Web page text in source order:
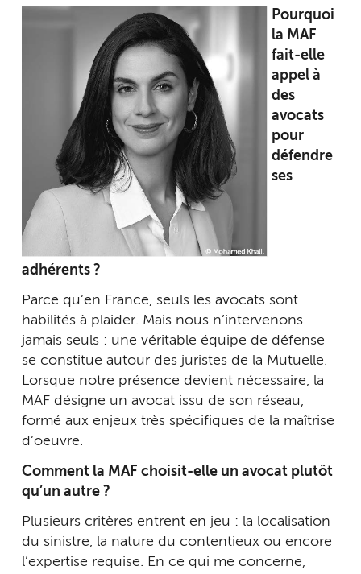
Pourquoi
la MAF
fait-elle
appel à
des
avocats
pour
défendre
ses
adhérents ?
Parce qu’en France, seuls les avocats sont
habilités à plaider. Mais nous n’intervenons
jamais seuls : une véritable équipe de défense
se constitue autour des juristes de la Mutuelle.
Lorsque notre présence devient nécessaire, la
MAF désigne un avocat issu de son réseau,
formé aux enjeux très spécifiques de la maîtrise
d’oeuvre.
Comment la MAF choisit-elle un avocat plutôt
qu’un autre ?
Plusieurs critères entrent en jeu : la localisation
du sinistre, la nature du contentieux ou encore
l’expertise requise. En ce qui me concerne,